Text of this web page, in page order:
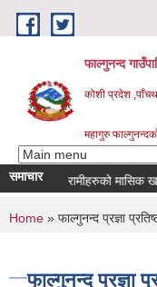
Skip to main content
फाल्गुनन्द
कोशी प्रदेश
महागुरु
समाचार
रोगका विरामीहरुको मासिक
You are
Home » फाल्गुनन्द प्रज्ञा
फाल्गुनन्द प्रज्ञा